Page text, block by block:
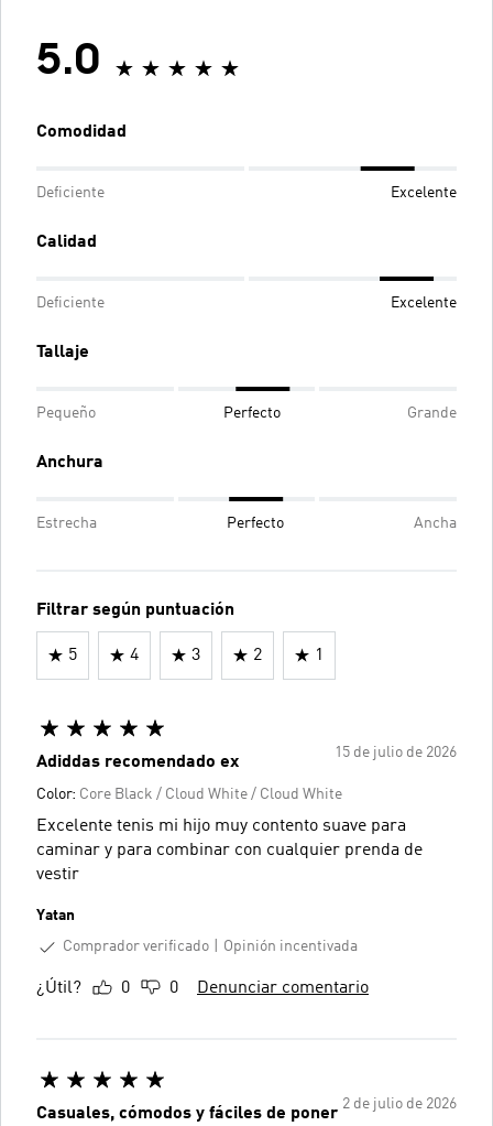
5.0
Comodidad
Deficiente Excelente
Calidad
Deficiente Excelente
Tallaje
Pequeño Perfecto Grande
Anchura
Estrecha Perfecto Ancha
Filtrar según puntuación
5 4 3 2 1
15 de julio de 2026
Adiddas recomendado ex
Color: Core Black / Cloud White / Cloud White
Excelente tenis mi hijo muy contento suave para
caminar y para combinar con cualquier prenda de
vestir
Yatan
Comprador verificado
Opinión incentivada
¿Útil? 0 0 Denunciar comentario
2 de julio de 2026
Casuales, cómodos y fáciles de poner